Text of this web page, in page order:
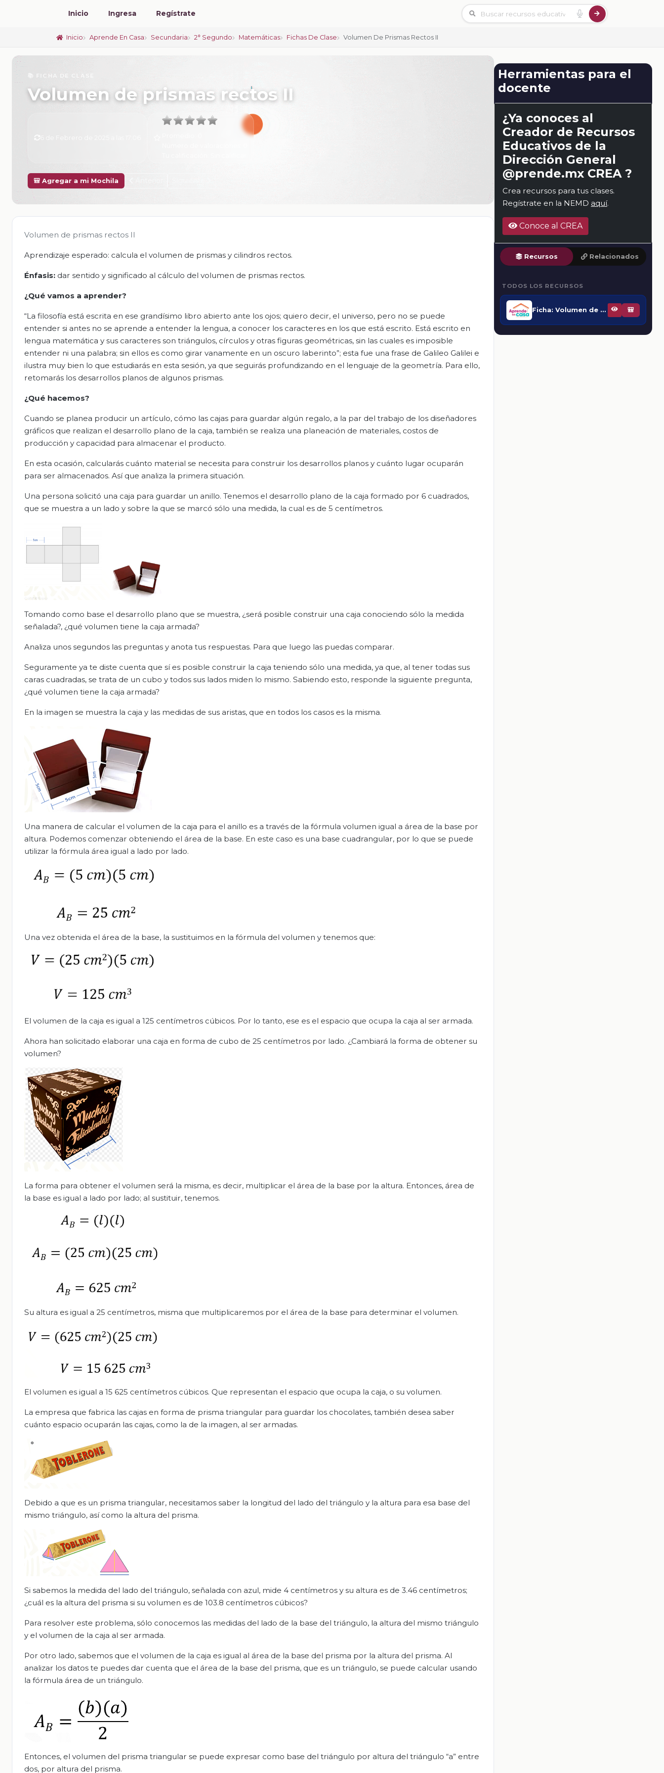
Inicio Ingresa Regístrate
Inicio Aprende En Casa Secundaria 2° Segundo Matemáticas Fichas De Clase Volumen De Prismas Rectos II
📚 FICHA DE CLASE
Volumen de prismas rectos II
🎒 Agregar a mi Mochila
Volumen de prismas rectos II
Aprendizaje esperado: calcula el volumen de prismas y cilindros rectos.
Énfasis: dar sentido y significado al cálculo del volumen de prismas rectos.
¿Qué vamos a aprender?
“La filosofía está escrita en ese grandísimo libro abierto ante los ojos; quiero decir, el universo, pero no se puede
entender si antes no se aprende a entender la lengua, a conocer los caracteres en los que está escrito. Está escrito en
lengua matemática y sus caracteres son triángulos, círculos y otras figuras geométricas, sin las cuales es imposible
entender ni una palabra; sin ellos es como girar vanamente en un oscuro laberinto”; esta fue una frase de Galileo Galilei e
ilustra muy bien lo que estudiarás en esta sesión, ya que seguirás profundizando en el lenguaje de la geometría. Para ello,
retomarás los desarrollos planos de algunos prismas.
¿Qué hacemos?
Cuando se planea producir un artículo, cómo las cajas para guardar algún regalo, a la par del trabajo de los diseñadores
gráficos que realizan el desarrollo plano de la caja, también se realiza una planeación de materiales, costos de
producción y capacidad para almacenar el producto.
En esta ocasión, calcularás cuánto material se necesita para construir los desarrollos planos y cuánto lugar ocuparán
para ser almacenados. Así que analiza la primera situación.
Una persona solicitó una caja para guardar un anillo. Tenemos el desarrollo plano de la caja formado por 6 cuadrados,
que se muestra a un lado y sobre la que se marcó sólo una medida, la cual es de 5 centímetros.
Tomando como base el desarrollo plano que se muestra, ¿será posible construir una caja conociendo sólo la medida
señalada?, ¿qué volumen tiene la caja armada?
Analiza unos segundos las preguntas y anota tus respuestas. Para que luego las puedas comparar.
Seguramente ya te diste cuenta que sí es posible construir la caja teniendo sólo una medida, ya que, al tener todas sus
caras cuadradas, se trata de un cubo y todos sus lados miden lo mismo. Sabiendo esto, responde la siguiente pregunta,
¿qué volumen tiene la caja armada?
En la imagen se muestra la caja y las medidas de sus aristas, que en todos los casos es la misma.
Una manera de calcular el volumen de la caja para el anillo es a través de la fórmula volumen igual a área de la base por
altura. Podemos comenzar obteniendo el área de la base. En este caso es una base cuadrangular, por lo que se puede
utilizar la fórmula área igual a lado por lado.
Una vez obtenida el área de la base, la sustituimos en la fórmula del volumen y tenemos que:
El volumen de la caja es igual a 125 centímetros cúbicos. Por lo tanto, ese es el espacio que ocupa la caja al ser armada.
Ahora han solicitado elaborar una caja en forma de cubo de 25 centímetros por lado. ¿Cambiará la forma de obtener su
volumen?
La forma para obtener el volumen será la misma, es decir, multiplicar el área de la base por la altura. Entonces, área de
la base es igual a lado por lado; al sustituir, tenemos.
Su altura es igual a 25 centímetros, misma que multiplicaremos por el área de la base para determinar el volumen.
El volumen es igual a 15 625 centímetros cúbicos. Que representan el espacio que ocupa la caja, o su volumen.
La empresa que fabrica las cajas en forma de prisma triangular para guardar los chocolates, también desea saber
cuánto espacio ocuparán las cajas, como la de la imagen, al ser armadas.
Debido a que es un prisma triangular, necesitamos saber la longitud del lado del triángulo y la altura para esa base del
mismo triángulo, así como la altura del prisma.
Si sabemos la medida del lado del triángulo, señalada con azul, mide 4 centímetros y su altura es de 3.46 centímetros;
¿cuál es la altura del prisma si su volumen es de 103.8 centímetros cúbicos?
Para resolver este problema, sólo conocemos las medidas del lado de la base del triángulo, la altura del mismo triángulo
y el volumen de la caja al ser armada.
Por otro lado, sabemos que el volumen de la caja es igual al área de la base del prisma por la altura del prisma. Al
analizar los datos te puedes dar cuenta que el área de la base del prisma, que es un triángulo, se puede calcular usando
la fórmula área de un triángulo.
Entonces, el volumen del prisma triangular se puede expresar como base del triángulo por altura del triángulo “a” entre
dos, por altura del prisma.
Herramientas para el
docente
¿Ya conoces al
Creador de Recursos
Educativos de la
Dirección General
@prende.mx CREA ?
Crea recursos para tus clases.
Regístrate en la NEMD aquí.
Conoce al CREA
Recursos Relacionados
TODOS LOS RECURSOS
Ficha: Volumen de prismas rectos II 🎒